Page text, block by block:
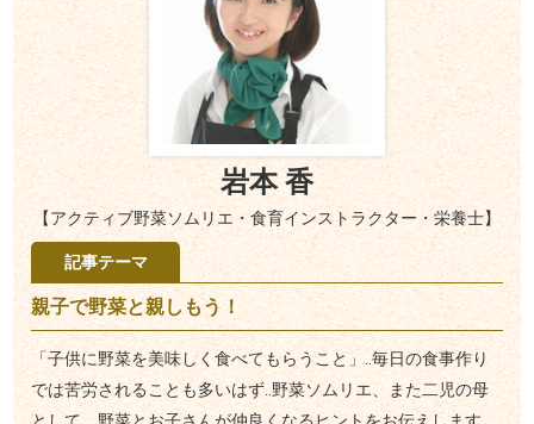
岩本 香
【アクティブ野菜ソムリエ・食育インストラクター・栄養士】
記事テーマ
親子で野菜と親しもう！
「子供に野菜を美味しく食べてもらうこと」‥毎日の食事作り
では苦労されることも多いはず‥野菜ソムリエ、また二児の母